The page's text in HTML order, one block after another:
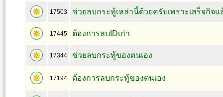
17503 ช่วยลบกระทู้เหล่านี้ด้วยครับเพราะเสร็จกิจแ
17445 ต้องการลบIDเก่า
17344 ช่วยลบกระทู้ของตนเอง
17194 ต้องการลบกระทู้ของตนเอง